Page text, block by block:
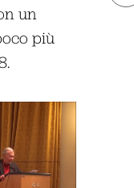
un
più